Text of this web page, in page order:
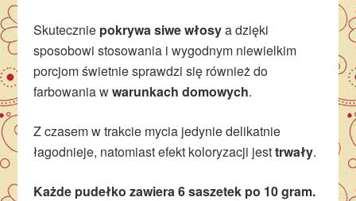
Skutecznie pokrywa siwe włosya dzięki
sposobowi stosowania i wygodnym niewielkim
porcjom świetnie sprawdzi się również do
farbowania wwarunkach domowych.
Z czasem w trakcie mycia jedynie delikatnie
łagodnieje, natomiast efekt koloryzacji jesttrwały.
Każde pudełko zawiera 6 saszetek po 10 gram.